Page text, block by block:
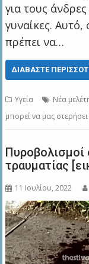
για τους
γυναίκες.
πρέπει να…
ΔΙΑΒΆΣΤΕ
Υγεία
Νέα
μπορεί να μας
τραυματίας
11 Ιουλίου, 2022